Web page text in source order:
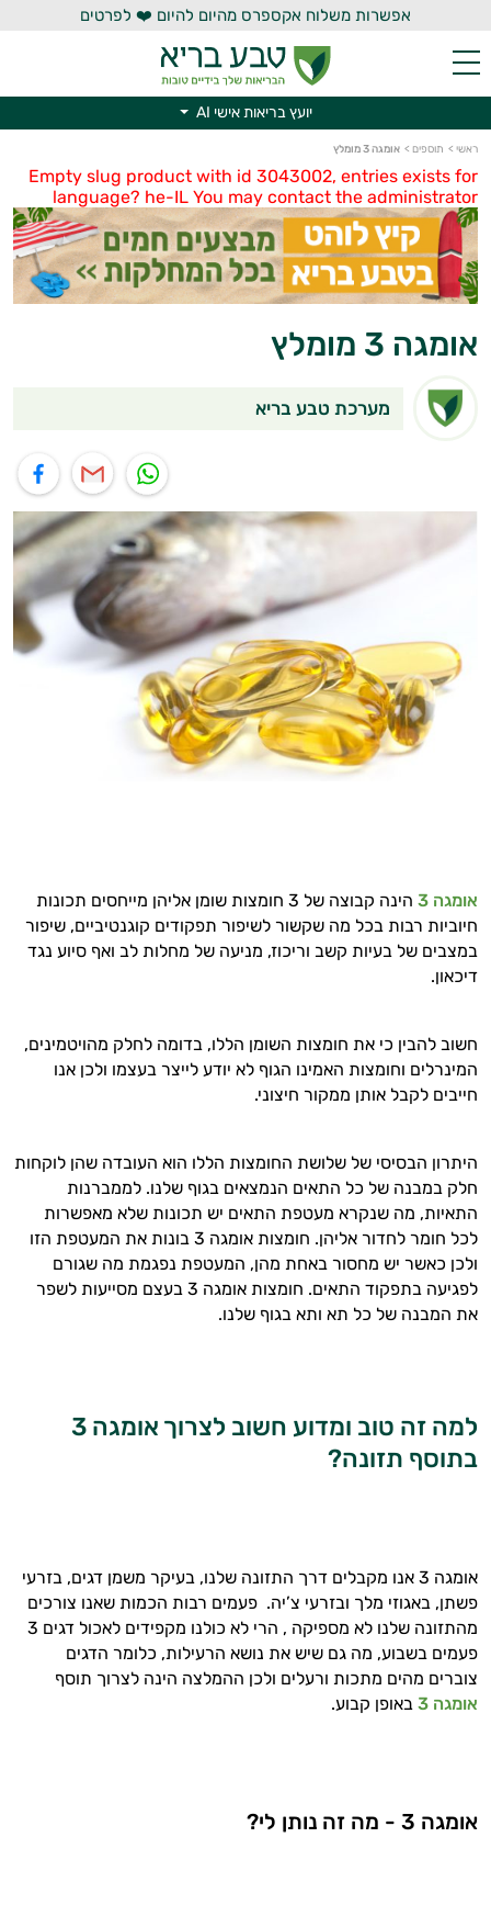
אפשרות משלוח אקספרס מהיום להיום ❤️ לפרטים
יועץ בריאות אישי AI
ראשי > תוספים > אומגה 3 מומלץ
Empty slug product with id 3043002, entries exists for
language? he-IL You may contact the administrator
אומגה 3 מומלץ
מערכת טבע בריא
אומגה 3
הינה קבוצה של 3 חומצות שומן אליהן מייחסים תכונות
חיוביות רבות בכל מה שקשור לשיפור תפקודים קוגנטיביים, שיפור
במצבים של בעיות קשב וריכוז, מניעה של מחלות לב ואף סיוע נגד
דיכאון.
חשוב להבין כי את חומצות השומן הללו, בדומה לחלק מהויטמינים,
המינרלים וחומצות האמינו הגוף לא יודע לייצר בעצמו ולכן אנו
חייבים לקבל אותן ממקור חיצוני.
היתרון הבסיסי של שלושת החומצות הללו הוא העובדה שהן לוקחות
חלק במבנה של כל התאים הנמצאים בגוף שלנו. לממברנות
התאיות, מה שנקרא מעטפת התאים יש תכונות שלא מאפשרות
לכל חומר לחדור אליהן. חומצות אומגה 3 בונות את המעטפת הזו
ולכן כאשר יש מחסור באחת מהן, המעטפת נפגמת מה שגורם
לפגיעה בתפקוד התאים. חומצות אומגה 3 בעצם מסייעות לשפר
את המבנה של כל תא ותא בגוף שלנו.
למה זה טוב ומדוע חשוב לצרוך אומגה 3
בתוסף תזונה?
אומגה 3 אנו מקבלים דרך התזונה שלנו, בעיקר משמן דגים, בזרעי
פשתן, באגוזי מלך ובזרעי צ’יה. פעמים רבות הכמות שאנו צורכים
מהתזונה שלנו לא מספיקה , הרי לא כולנו מקפידים לאכול דגים 3
פעמים בשבוע, מה גם שיש את נושא הרעילות, כלומר הדגים
צוברים מהים מתכות ורעלים ולכן ההמלצה הינה לצרוך תוסף
אומגה 3
באופן קבוע.
אומגה 3 - מה זה נותן לי?
היי,
אני יועץ הבריאות האישי AI של טבע בריא.
התשובות שלי מבוססות על מאגרי מידע קליניים
וספרות מקצועית בתחומי הרפואה הטבעית
ולמצב הגופני שלך, ולהסביר לך אילו רכיבים